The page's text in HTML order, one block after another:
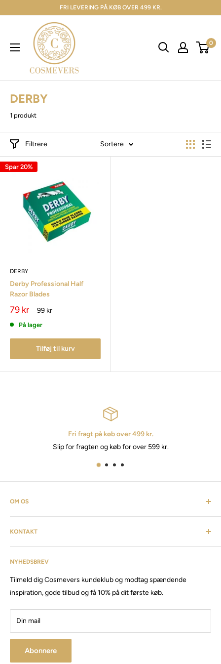
FRI LEVERING PÅ KØB OVER 499 KR.
0
DERBY
1 produkt
Filtrere Sortere
Spar 20%
DERBY
Derby Professional Half
Razor Blades
79 kr 99 kr
På lager
Tilføj til kurv
Fri fragt på køb over 499 kr.
Slip for fragten og køb for over 599 kr.
OM OS
Cosmevers er et kosmetisk univers. Hvor du som kunde kan
finde alt fra frisørartikler, barberudstyr, personlig pleje,
inventar & listen fortsætter. Cosmevers er etableret i 2020, vi
har siden da solgt produkter og maskiner, til både privat &
Besøg vores store butik / showroom i Brabrand.
NYHEDSBREV
Tilmeld dig Cosmevers kundeklub og modtag spændende
inspiration, gode tilbud og få 10% på dit første køb.
Din mail
Abonnere
KONTAKT
Kundeservice: tlf:26 20 40 76
CVR:41 50 56 21